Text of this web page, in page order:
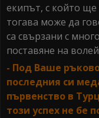
екипът, с който ще
тогава може да
са свързани с
поставяне на
- Под Ваше
последния си
първенство в
този успех не бе